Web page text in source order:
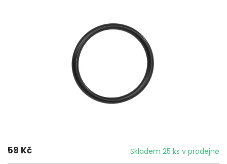
59 Kč Skladem 25 ks v prodejně